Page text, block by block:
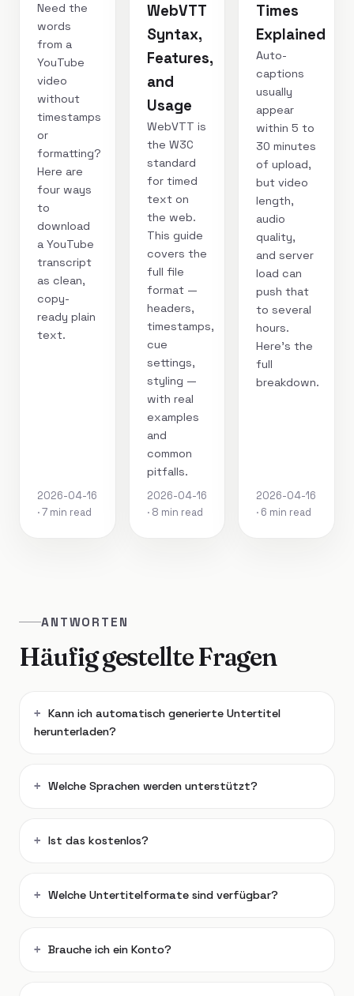
Need the
words
from a
YouTube
video
without
timestamps
or
formatting?
Here are
four ways
to
download
a YouTube
transcript
as clean,
copy-
ready plain
text.
2026-04-16
· 7 min read
WebVTT
Syntax,
Features,
and
Usage
WebVTT is
the W3C
standard
for timed
text on
the web.
This guide
covers the
full file
format —
headers,
timestamps,
cue
settings,
styling —
with real
examples
and
common
pitfalls.
2026-04-16
· 8 min read
Times
Explained
Auto-
captions
usually
appear
within 5 to
30 minutes
of upload,
but video
length,
audio
quality,
and server
load can
push that
to several
hours.
Here's the
full
breakdown.
2026-04-16
· 6 min read
ANTWORTEN
Häufig gestellte Fragen
Kann ich automatisch generierte Untertitel
herunterladen?
Welche Sprachen werden unterstützt?
Ist das kostenlos?
Welche Untertitelformate sind verfügbar?
Brauche ich ein Konto?